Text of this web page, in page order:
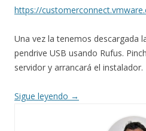
https://
Una vez la tenemos descargada
pendrive USB usando Rufus.
servidor y arrancará el instalador.
Sigue leyendo →